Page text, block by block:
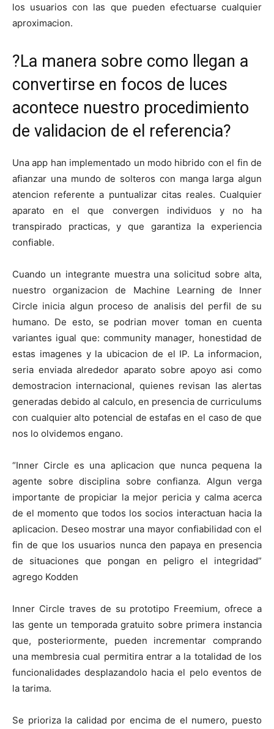
los usuarios con las que pueden efectuarse cualquier
aproximacion.
?La manera sobre como llegan a
convertirse en focos de luces
acontece nuestro procedimiento
de validacion de el referencia?
Una app han implementado un modo hibrido con el fin de
afianzar una mundo de solteros con manga larga algun
atencion referente a puntualizar citas reales. Cualquier
aparato en el que convergen individuos y no ha
transpirado practicas, y que garantiza la experiencia
confiable.
Cuando un integrante muestra una solicitud sobre alta,
nuestro organizacion de Machine Learning de Inner
Circle inicia algun proceso de analisis del perfil de su
humano. De esto, se podri­an mover toman en cuenta
variantes igual que: community manager, honestidad de
estas imagenes y la ubicacion de el IP. La informacion,
seri­a enviada alrededor aparato sobre apoyo asi­ como
demostracion internacional, quienes revisan las alertas
generadas debido al calculo, en presencia de curriculums
con cualquier alto potencial de estafas en el caso de que
nos lo olvidemos engano.
“Inner Circle es una aplicacion que nunca pequena la
agente sobre disciplina sobre confianza. Algun verga
importante de propiciar la mejor pericia y calma acerca
de el momento que todos los socios interactuan hacia la
aplicacion. Deseo mostrar una mayor confiabilidad con el
fin de que los usuarios nunca den papaya en presencia
de situaciones que pongan en peligro el integridad”
agrego Kodden
Inner Circle traves de su prototipo Freemium, ofrece a
las gente un temporada gratuito sobre primera instancia
que, posteriormente, pueden incrementar comprando
una membresia cual permitira entrar a la totalidad de los
funcionalidades desplazandolo hacia el pelo eventos de
la tarima.
Se prioriza la calidad por encima de el numero, puesto